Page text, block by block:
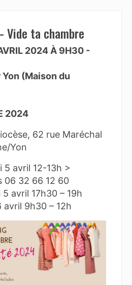
Vide ta chambre
2024 À 9H30 -
Yon (Maison du
2024
62 rue Maréchal
Yon
5 avril 12-13h >
06 32 66 12 60
avril 17h30 – 19h
avril 9h30 – 12h